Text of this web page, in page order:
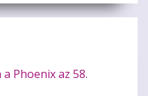
Phoenix az 58.